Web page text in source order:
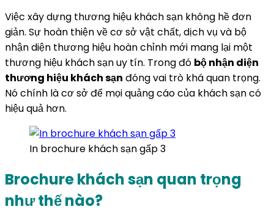
Việc xây dựng thương hiệu khách sạn không hề đơn
giản. Sự hoàn thiện về cơ sở vật chất, dịch vụ và bộ
nhận diện thương hiệu hoàn chỉnh mới mang lại một
thương hiệu khách sạn uy tín. Trong đó bộ nhận diện
thương hiệu khách sạn đóng vai trò khá quan trọng.
Nó chính là cơ sở để mọi quảng cáo của khách sạn có
hiệu quả hơn.
In brochure khách sạn gấp 3
Brochure khách sạn quan trọng
như thế nào?